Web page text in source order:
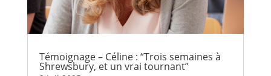
Témoignage – Céline : “Trois semaines à
Shrewsbury, et un vrai tournant”